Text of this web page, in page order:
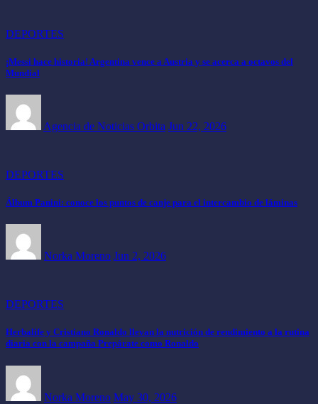
DEPORTES
¡Messi hace historia! Argentina vence a Austria y se acerca a octavos del
Mundial
Agencia de Noticias Orbita Jun 22, 2026
DEPORTES
Álbum Panini: conoce los puntos de canje para el intercambio de láminas
Norka Moreno Jun 2, 2026
DEPORTES
Herbalife y Cristiano Ronaldo llevan la nutrición de rendimiento a la rutina
diaria con la campaña Prepárate como Ronaldo
Norka Moreno May 30, 2026